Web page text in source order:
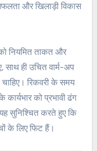
और खिलाड़ी विकास
नियमित ताकत और
साथ ही उचित वार्म-अप
रिकवरी के समय
कार्यभार को प्रभावी ढंग
सुनिश्चित करते हुए कि
के लिए फिट हैं।